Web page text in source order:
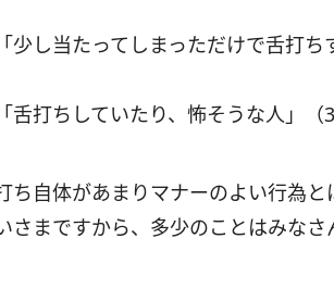
少し当たってしまっただけで舌打
舌打ちしていたり、怖そうな人」
ち自体があまりマナーのよい行為
さまですから、多少のことはみなさ